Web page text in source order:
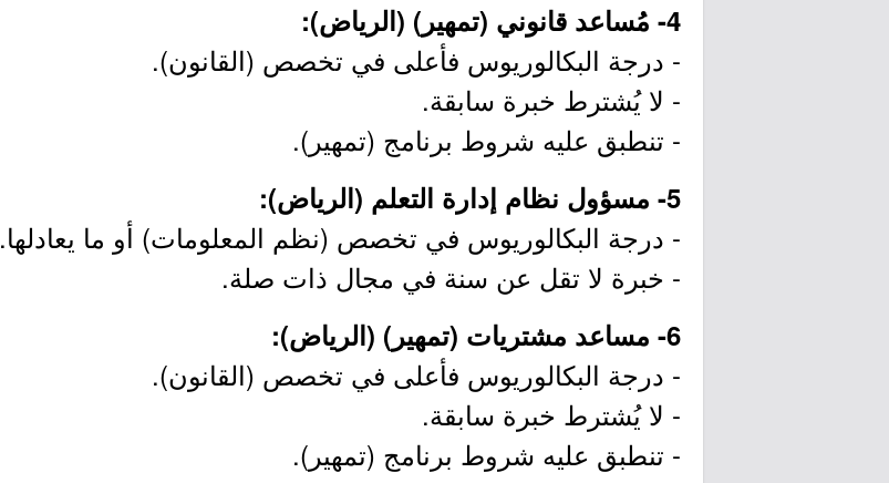
4- مُساعد قانوني (تمهير) (الرياض):
- درجة البكالوريوس فأعلى في تخصص (القانون).
- لا يُشترط خبرة سابقة.
- تنطبق عليه شروط برنامج (تمهير).
5- مسؤول نظام إدارة التعلم (الرياض):
- درجة البكالوريوس في تخصص (نظم المعلومات) أو ما يعادلها.
- خبرة لا تقل عن سنة في مجال ذات صلة.
6- مساعد مشتريات (تمهير) (الرياض):
- درجة البكالوريوس فأعلى في تخصص (القانون).
- لا يُشترط خبرة سابقة.
- تنطبق عليه شروط برنامج (تمهير).